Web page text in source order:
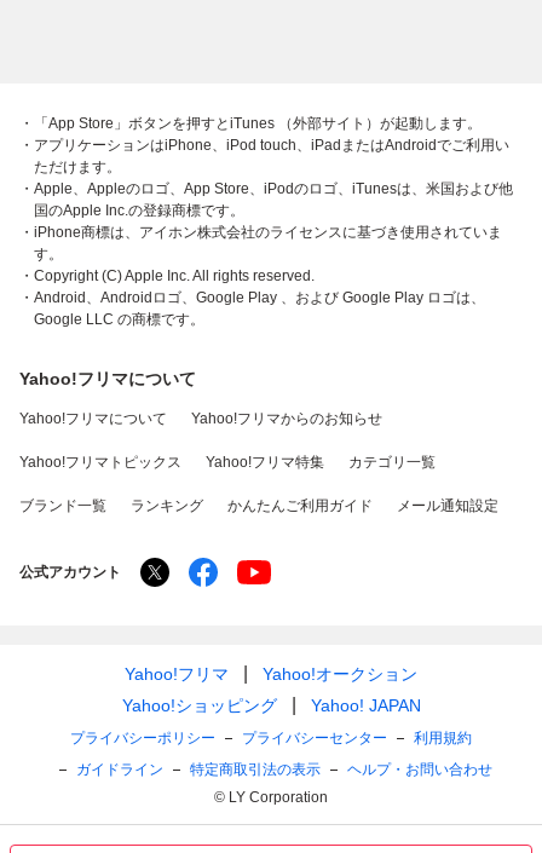
・「App Store」ボタンを押すとiTunes （外部サイト）が起動します。
・アプリケーションはiPhone、iPod touch、iPadまたはAndroidでご利用い
ただけます。
・Apple、Appleのロゴ、App Store、iPodのロゴ、iTunesは、米国および他
国のApple Inc.の登録商標です。
・iPhone商標は、アイホン株式会社のライセンスに基づき使用されていま
す。
・Copyright (C) Apple Inc. All rights reserved.
・Android、Androidロゴ、Google Play 、および Google Play ロゴは、
Google LLC の商標です。
Yahoo!フリマについて
Yahoo!フリマについて Yahoo!フリマからのお知らせ
Yahoo!フリマトピックス Yahoo!フリマ特集 カテゴリ一覧
ブランド一覧 ランキング かんたんご利用ガイド メール通知設定
公式アカウント
Yahoo!フリマ
Yahoo!オークション
Yahoo!ショッピング
Yahoo! JAPAN
プライバシーポリシー プライバシーセンター
利用規約
ガイドライン
特定商取引法の表示
ヘルプ・お問い合わせ
© LY Corporation